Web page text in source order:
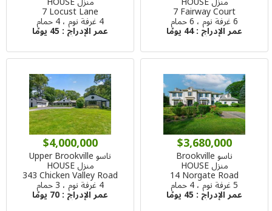
7 Fairway Court
6 غرفة نوم ، 6 حمام
عمر الإدراج :44 يومًا
7 Locust Lane
4 غرفة نوم ، 4 حمام
عمر الإدراج : 45 يومًا
$3,680,000
ناسو Brookville
منزل HOUSE
14 Norgate Road
5 غرفة نوم ، 4 حمام
عمر الإدراج : 45 يومًا
$4,000,000
ناسو Upper Brookville
منزل HOUSE
343 Chicken Valley Road
4 غرفة نوم ، 3 حمام
عمر الإدراج :70 يومًا